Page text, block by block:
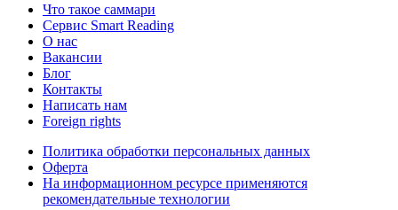
Что такое саммари
Сервис Smart Reading
О нас
Вакансии
Блог
Контакты
Написать нам
Foreign rights
Политика обработки персональных данных
Оферта
На информационном ресурсе применяются
рекомендательные технологии